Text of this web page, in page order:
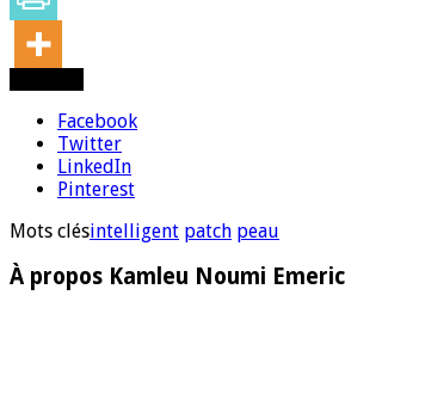
Facebook
Twitter
LinkedIn
Pinterest
Mots clésintelligent patch peau
À propos Kamleu Noumi Emeric